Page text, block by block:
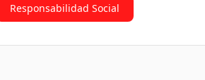
Responsabilidad Social